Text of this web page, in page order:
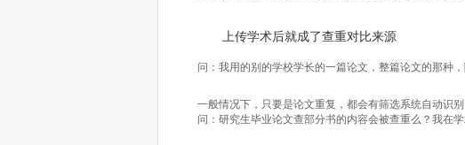
上传学术后就成了查重对比来源
问：我用的别的学校学长的一篇论文，整篇论文的那种
一般情况下，只要是论文重复，都会有筛选系统自动识
问：研究生毕业论文查部分书的内容会被查重么？我在